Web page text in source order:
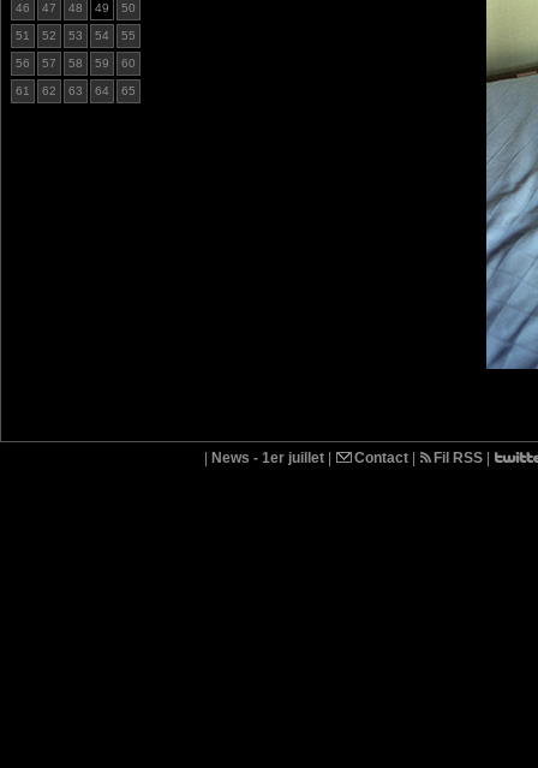
46 47 48 49 50
51 52 53 54 55
56 57 58 59 60
61 62 63 64 65
News - 1er juillet Contact Fil RSS